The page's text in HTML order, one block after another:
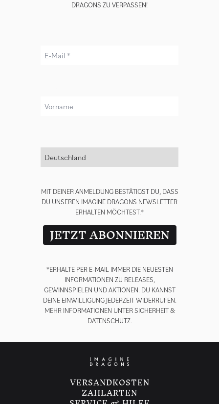
DRAGONS ZU VERPASSEN!
MIT DEINER ANMELDUNG BESTÄTIGST DU, DASS
DU UNSEREN IMAGINE DRAGONS NEWSLETTER
ERHALTEN MÖCHTEST.*
JETZT ABONNIEREN
*ERHALTE PER E-MAIL IMMER DIE NEUESTEN
INFORMATIONEN ZU RELEASES,
GEWINNSPIELEN UND AKTIONEN. DU KANNST
DEINE EINWILLIGUNG JEDERZEIT WIDERRUFEN.
MEHR INFORMATIONEN UNTERSICHERHEIT &
DATENSCHUTZ.
VERSANDKOSTEN
ZAHLARTEN